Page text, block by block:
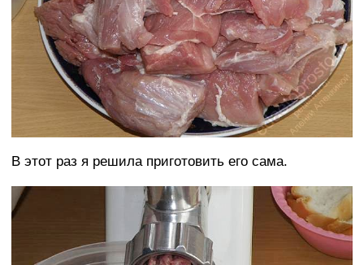
В этот раз я решила приготовить его сама.